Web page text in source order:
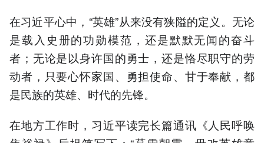
在习近平心中，“英雄”从来没有狭隘的定义。无论
是载入史册的功勋模范，还是默默无闻的奋斗
者；无论是以身许国的勇士，还是恪尽职守的劳
动者，只要心怀家国、勇担使命、甘于奉献，都
是民族的英雄、时代的先锋。
在地方工作时，习近平读完长篇通讯《人民呼唤